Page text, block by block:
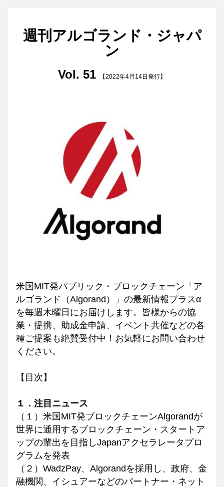
週刊アルゴランド・ジャパ
ン
Vol. 51 【2022年4月14日発行】
米国MIT発パブリック・ブロックチェーン「ア
ルゴランド（Algorand）」の最新情報プラスα
を毎週木曜日にお届けします。皆様からの協
業・提携、助成金申請、イベント共催などの各
種ご提案も絶賛受付中！お気軽にお問い合わせ
ください。
【目次】
１．注目ニュース
（１）米国MIT発ブロックチェーンAlgorandが
世界に通用するブロックチェーン・スタートア
ップの輩出を目指しJapanアクセラレータプロ
グラムを発表
（２）WadzPay、Algorandを採用し、政府、金
融機関、イシュアーなどのパートナー・ネット